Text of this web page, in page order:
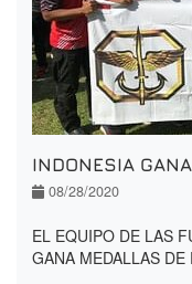
INDONESIA
08/28/2020
EL EQUIPO DE LAS
GANA MEDALLAS DE